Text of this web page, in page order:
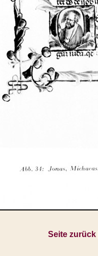
Seite zurück|